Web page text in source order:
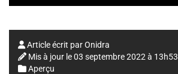
Article écrit parOnidra
Mis à jour le03 septembre 2022 à 13h53
Aperçu